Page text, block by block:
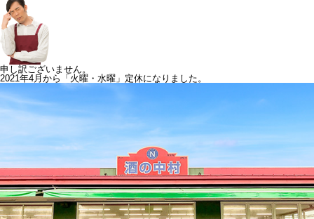
申し訳ございません。
2021年4月から「火曜・水曜」定休になりました。